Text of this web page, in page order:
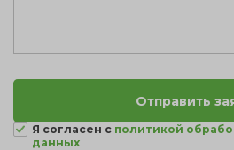
Я согласен с политикой
данных